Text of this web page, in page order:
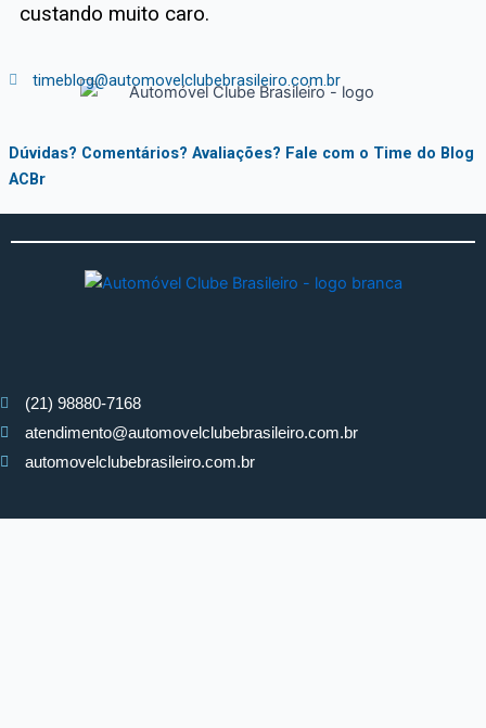
custando muito caro.
Dúvidas? Comentários? Avaliações? Fale com o Time do Blog
ACBr
timeblog@automovelclubebrasileiro.com.br
(21) 98880-7168
atendimento@automovelclubebrasileiro.com.br
automovelclubebrasileiro.com.br